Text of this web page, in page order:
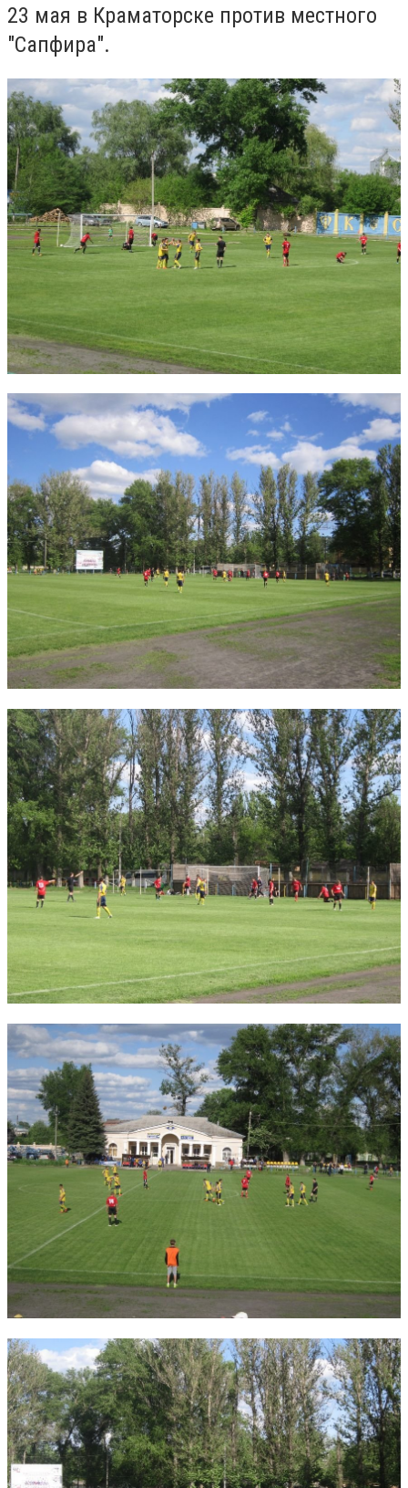
23 мая в Краматорске против местного
"Сапфира".